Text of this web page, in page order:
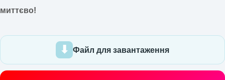
миттєво!
Файл для завантаження